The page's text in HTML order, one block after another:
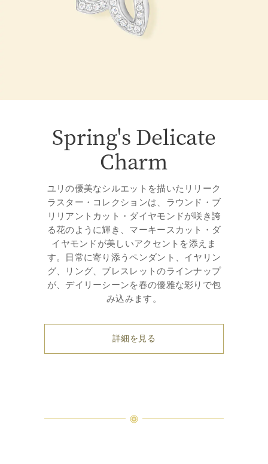
Spring's Delicate
Charm
ユリの優美なシルエットを描いたリリーク
ラスター・コレクションは、ラウンド・ブ
リリアントカット・ダイヤモンドが咲き誇
る花のように輝き、マーキースカット・ダ
イヤモンドが美しいアクセントを添えま
す。日常に寄り添うペンダント、イヤリン
グ、リング、ブレスレットのラインナップ
が、デイリーシーンを春の優雅な彩りで包
み込みます。
詳細を見る